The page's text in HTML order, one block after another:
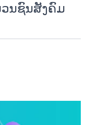
ນຊົນສັງຄົມ